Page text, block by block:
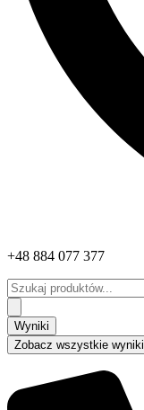
+48 884 077 377
Search
...
Wyniki
Zobacz wszystkie wyniki